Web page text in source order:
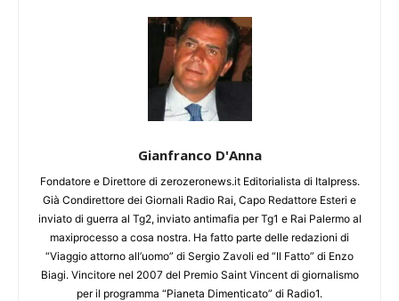
Gianfranco D'Anna
Fondatore e Direttore di zerozeronews.it Editorialista di Italpress.
Già Condirettore dei Giornali Radio Rai, Capo Redattore Esteri e
inviato di guerra al Tg2, inviato antimafia per Tg1 e Rai Palermo al
maxiprocesso a cosa nostra. Ha fatto parte delle redazioni di
“Viaggio attorno all’uomo” di Sergio Zavoli ed “Il Fatto” di Enzo
Biagi. Vincitore nel 2007 del Premio Saint Vincent di giornalismo
per il programma “Pianeta Dimenticato” di Radio1.